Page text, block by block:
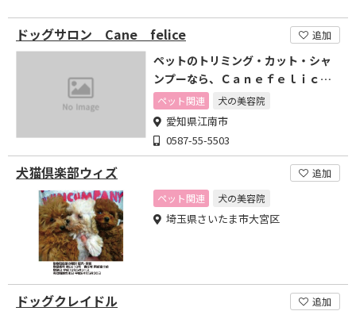
ドッグサロン Cane felice 追加
ペットのトリミング・カット・シャ
ンプーなら、Ｃａｎｅｆｅｌｉｃｅ
（カーネフェリーチェ）へ！
ペット関連 犬の美容院
愛知県江南市
0587-55-5503
犬猫倶楽部ウィズ
追加
ペット関連
犬の美容院
埼玉県さいたま市大宮区
ドッグクレイドル
追加